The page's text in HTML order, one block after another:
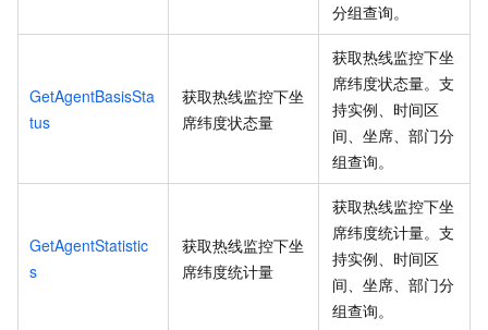
分组查询。
GetAgentBasisSta
tus
获取热线监控下坐
席纬度状态量
获取热线监控下坐
席纬度状态量。支
持实例、时间区
间、坐席、部门分
组查询。
GetAgentStatistic
s
获取热线监控下坐
席纬度统计量
获取热线监控下坐
席纬度统计量。支
持实例、时间区
间、坐席、部门分
组查询。